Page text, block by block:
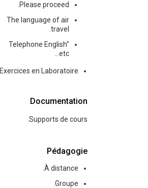
Please proceed.
The language of air
travel.
Telephone English"
etc...
Exercices en Laboratoire.
Documentation
Supports de cours.
Pédagogie
À distance.
Groupe.